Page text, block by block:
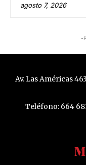
agosto 7, 2026
-
Av. Las Américas
Teléfono: 664